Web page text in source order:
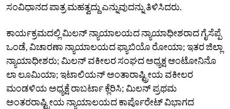
ಸಂವಿಧಾನದ ಪಾತ್ರ ಮಹತ್ವದ್ದು ಎನ್ನುವುದನ್ನು ತಿಳಿಸಿದರು.
ಕಾರ್ಯಕ್ರಮದಲ್ಲಿ ಮಿಲನ್ ನ್ಯಾಯಾಲಯದ ನ್ಯಾಯಾಧೀಶರಾದ ಗೈಸೆಪ್ಪೆ
ಒಂಡೆ, ವಿಚಾರಣಾ ನ್ಯಾಯಾಲಯದ ಫ್ಯಾಬಿಯೊ ರೋಯಾ; ಇತರ ಜಿಲ್ಲಾ
ನ್ಯಾಯಾಧೀಶರು; ಮಿಲನ್ ವಕೀಲರ ಸಂಘದ ಅಧ್ಯಕ್ಷ ಆಂಟೋನಿನೊ
ಲಾ ಲೂಮಿಯಾ; ಇಟಾಲಿಯನ್ ಅಂತಾರಾಷ್ಟ್ರೀಯ ವಕೀಲರ
ಮಂಡಳಿಯ ಅಧ್ಯಕ್ಷೆ ರಾಬರ್ಟಾ ಕ್ಲೆರಿಸಿ; ಮಿಲನ್ ಪ್ರಥಮ
ಅಂತರರಾಷ್ಟ್ರೀಯ ನ್ಯಾಯಾಲಯದ ಕಾರ್ಪೊರೇಟ್ ವಿಭಾಗದ